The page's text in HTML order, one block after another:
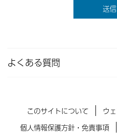
よくある質問
このサイトについて
ウ
個人情報保護方針・免責事項